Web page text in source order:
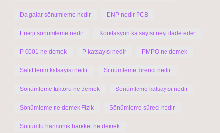
Dalgalar sönümleme nedir DNP nedir PCB
Enerji sönümleme nedir Korelasyon katsayısı neyi ifade eder
P 0001 ne demek P katsayısı nedir PMPO ne demek
Sabit terim katsayısı nedir Sönümleme direnci nedir
Sönümleme faktörü ne demek Sönümleme katsayısı nedir
Sönümleme ne demek Fizik Sönümleme süreci nedir
Sönümlü harmonik hareket ne demek